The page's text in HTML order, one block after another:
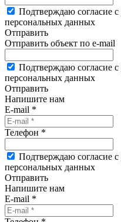
Подтверждаю согласие
персональных данных
Отправить
Отправить объект по e-mail
Подтверждаю согласие
персональных данных
Отправить
Напишите нам
E-mail *
Телефон *
Подтверждаю согласие
персональных данных
Отправить
Напишите нам
E-mail *